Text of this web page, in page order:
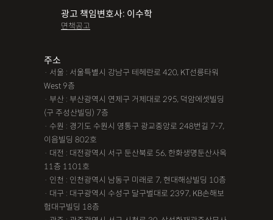
광고 책임변호사: 이수학
면책공고
주소
· 서울 : 서울특별시 강남구 테헤란로 420, KT선릉타워
West 9층
· 부산 : 부산광역시 연제구 거제대로 295, 덕암에셋빌딩
(구 주성산빌딩) 7층
· 수원 : 경기도 수원시 영통구 광교중앙로 248번길 7-7,
이음빌딩 802호
· 대전 : 대전광역시 서구 둔산북로 56, 한화생명둔산사옥
11층 1101호
· 인천 : 인천광역시 남동구 미래로 7, 현대해상빌딩 10층
· 대구 : 대구광역시 수성구 달구벌대로 2397, KB손해보
험대구빌딩 18층